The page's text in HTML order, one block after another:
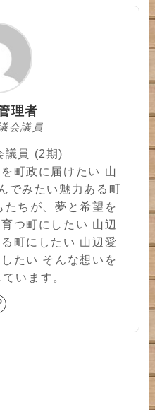
理者
会議員
議員 (2期)
町政に届けたい 山
でみたい魅力ある町
ちが、夢と希望を
つ町にしたい 山辺
町にしたい 山辺愛
たい そんな想いを
います。